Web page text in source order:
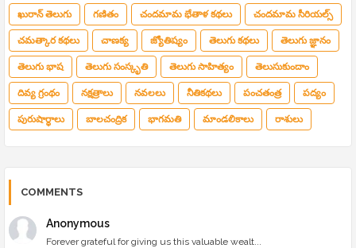
ఖురాన్ తెలుగు గణితం చందమామ భేతాళ కథలు చందమామ సీరియల్స్
చమత్కార కథలు చాణక్య జ్యోతిష్యం తెలుగు కథలు తెలుగు జ్ఞానం
తెలుగు భాష తెలుగు సంస్కృతి తెలుగు సాహిత్యం తెలుసుకుందాం
దివ్య గ్రంథం నక్షత్రాలు నవలలు నీతికథలు పంచతంత్ర పద్యం
పురుషార్థాలు బాలచంద్రిక భాగమతి మాండలికాలు రాశులు
COMMENTS
Anonymous
Forever grateful for giving us this valuable wealt...